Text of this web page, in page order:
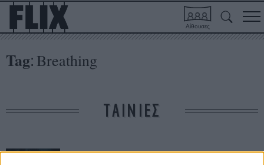
Αίθουσες
Tag: Breathing
ΤΑΙΝΙΕΣ